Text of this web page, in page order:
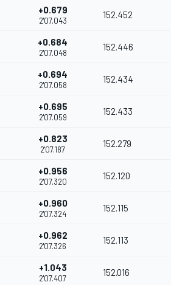
+0.679
2'07.043
152.452
+0.684
2'07.048
152.446
+0.694
2'07.058
152.434
+0.695
2'07.059
152.433
+0.823
2'07.187
152.279
+0.956
2'07.320
152.120
+0.960
2'07.324
152.115
+0.962
2'07.326
152.113
+1.043
2'07.407
152.016